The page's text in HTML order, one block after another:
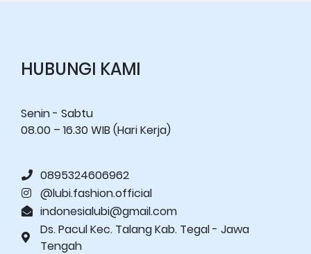
HUBUNGI KAMI
Senin - Sabtu
08.00 – 16.30 WIB (Hari Kerja)
0895324606962
@lubi.fashion.official
indonesialubi@gmail.com
Ds. Pacul Kec. Talang Kab. Tegal - Jawa
Tengah